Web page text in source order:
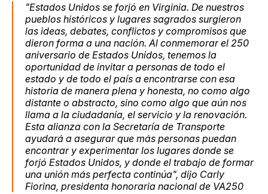
"Estados Unidos se forjó en Virginia. De nuestros
pueblos históricos y lugares sagrados surgieron
las ideas, debates, conflictos y compromisos que
dieron forma a una nación. Al conmemorar el 250
aniversario de Estados Unidos, tenemos la
oportunidad de invitar a personas de todo el
estado y de todo el país a encontrarse con esa
historia de manera plena y honesta, no como algo
distante o abstracto, sino como algo que aún nos
llama a la ciudadanía, el servicio y la renovación.
Esta alianza con la Secretaría de Transporte
ayudará a asegurar que más personas puedan
encontrar y experimentar los lugares donde se
forjó Estados Unidos, y donde el trabajo de formar
una unión más perfecta continúa", dijo Carly
Fiorina, presidenta honoraria nacional de VA250